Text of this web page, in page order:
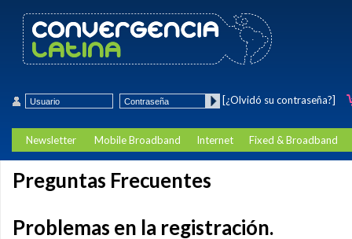
[¿Olvidó su contraseña?]
Newsletter Mobile Broadband Internet Fixed & Broadband
Preguntas Frecuentes
Problemas en la registración.